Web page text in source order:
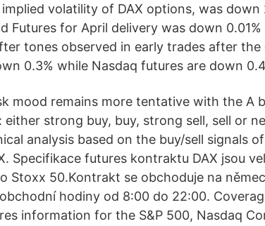
volatility of DAX options, was down
Futures for April delivery was down
tones observed in early trades after
0.3% while Nasdaq futures are down
mood remains more tentative with the A
either strong buy, buy, strong sell, sell or
analysis based on the buy/sell signals
Specifikace futures kontraktu DAX jsou
Stoxx 50.Kontrakt se obchoduje na
hodiny od 8:00 do 22:00.
information for the S&P 500, Nasdaq